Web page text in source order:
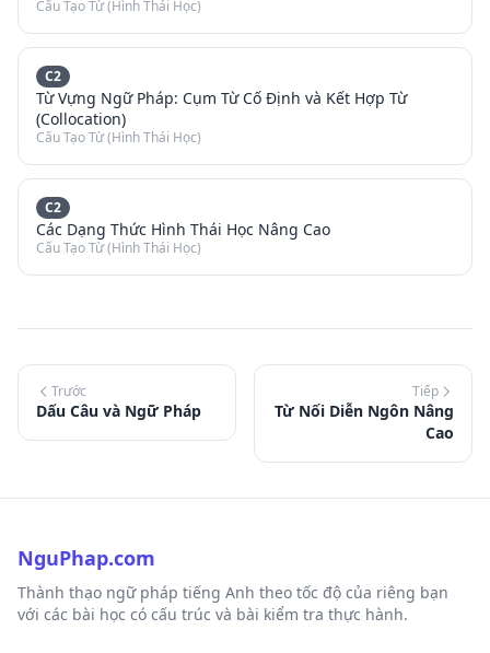
Cấu Tạo Từ (Hình Thái Học)
C2
Từ Vựng Ngữ Pháp: Cụm Từ Cố Định và Kết Hợp Từ
(Collocation)
Cấu Tạo Từ (Hình Thái Học)
C2
Các Dạng Thức Hình Thái Học Nâng Cao
Cấu Tạo Từ (Hình Thái Học)
Trước
Dấu Câu và Ngữ Pháp
Tiếp
Từ Nối Diễn Ngôn Nâng
Cao
NguPhap.com
Thành thạo ngữ pháp tiếng Anh theo tốc độ của riêng bạn
với các bài học có cấu trúc và bài kiểm tra thực hành.